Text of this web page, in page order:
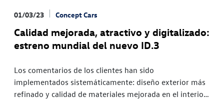
01/03/23 Concept Cars
Calidad mejorada, atractivo y digitalizado:
estreno mundial del nuevo ID.3
Los comentarios de los clientes han sido
implementados sistemáticamente: diseño exterior más
refinado y calidad de materiales mejorada en el interior